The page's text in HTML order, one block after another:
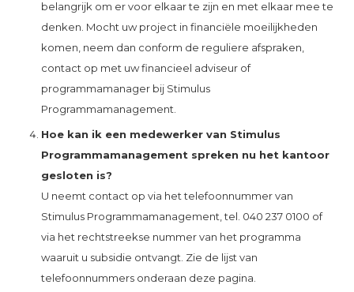
belangrijk om er voor elkaar te zijn en met elkaar mee te
denken. Mocht uw project in financiële moeilijkheden
komen, neem dan conform de reguliere afspraken,
contact op met uw financieel adviseur of
programmamanager bij Stimulus
Programmamanagement.
Hoe kan ik een medewerker van Stimulus
Programmamanagement spreken nu het kantoor
gesloten is?
U neemt contact op via het telefoonnummer van
Stimulus Programmamanagement, tel. 040 237 0100 of
via het rechtstreekse nummer van het programma
waaruit u subsidie ontvangt. Zie de lijst van
telefoonnummers onderaan deze pagina.